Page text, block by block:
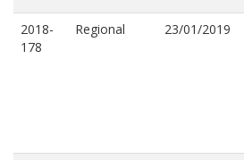
2018-
178
Regional 23/01/2019